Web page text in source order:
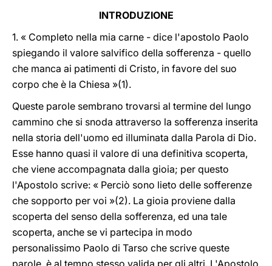
INTRODUZIONE
1. « Completo nella mia carne - dice l'apostolo Paolo
spiegando il valore salvifico della sofferenza - quello
che manca ai patimenti di Cristo, in favore del suo
corpo che è la Chiesa »(1).
Queste parole sembrano trovarsi al termine del lungo
cammino che si snoda attraverso la sofferenza inserita
nella storia dell'uomo ed illuminata dalla Parola di Dio.
Esse hanno quasi il valore di una definitiva scoperta,
che viene accompagnata dalla gioia; per questo
l'Apostolo scrive: « Perciò sono lieto delle sofferenze
che sopporto per voi »(2). La gioia proviene dalla
scoperta del senso della sofferenza, ed una tale
scoperta, anche se vi partecipa in modo
personalissimo Paolo di Tarso che scrive queste
parole, è al tempo stesso valida per gli altri. L'Apostolo